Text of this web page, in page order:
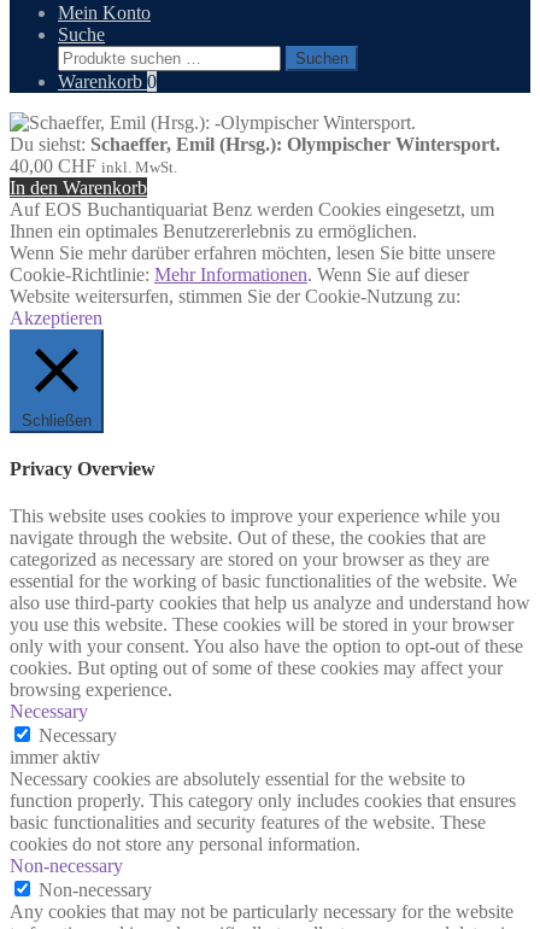
Mein Konto
Suche
Suchen
nach:
Suchen
Warenkorb 0
Du siehst: Schaeffer, Emil (Hrsg.): Olympischer Wintersport.
40,00 CHF inkl. MwSt.
In den Warenkorb
Auf EOS Buchantiquariat Benz werden Cookies eingesetzt, um
Ihnen ein optimales Benutzererlebnis zu ermöglichen.
Wenn Sie mehr darüber erfahren möchten, lesen Sie bitte unsere
Cookie-Richtlinie: Mehr Informationen. Wenn Sie auf dieser
Website weitersurfen, stimmen Sie der Cookie-Nutzung zu:
Akzeptieren
Schließen
Privacy Overview
This website uses cookies to improve your experience while you
navigate through the website. Out of these, the cookies that are
categorized as necessary are stored on your browser as they are
essential for the working of basic functionalities of the website. We
also use third-party cookies that help us analyze and understand how
you use this website. These cookies will be stored in your browser
only with your consent. You also have the option to opt-out of these
cookies. But opting out of some of these cookies may affect your
browsing experience.
Necessary
Necessary
immer aktiv
Necessary cookies are absolutely essential for the website to
function properly. This category only includes cookies that ensures
basic functionalities and security features of the website. These
cookies do not store any personal information.
Non-necessary
Non-necessary
Any cookies that may not be particularly necessary for the website